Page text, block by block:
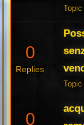
0
Replies
0